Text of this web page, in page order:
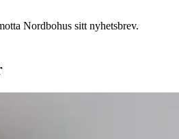
Nordbohus sitt nyhetsbrev.